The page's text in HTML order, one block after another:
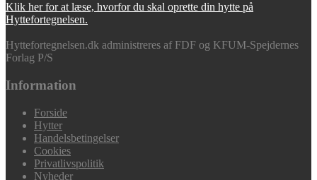
Klik her for at læse, hvorfor du skal oprette din hytte på
Hyttefortegnelsen.
Hyttefortegnelsen.dk administreres af FDF og KFUM-Spejdernes
Forlag P/S
Information
Forside
Hytter
Handelsbetingelser
Cookies
Privatlivspolitik
Nyheder